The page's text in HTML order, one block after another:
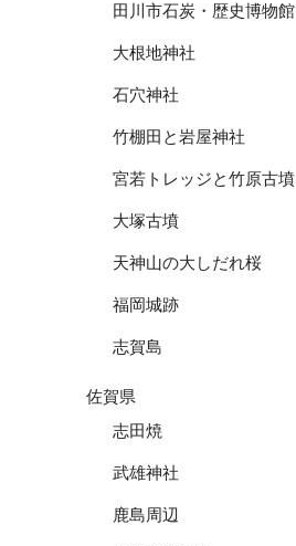
田川市石炭・歴史博物館
大根地神社
石穴神社
竹棚田と岩屋神社
宮若トレッジと竹原古墳
大塚古墳
天神山の大しだれ桜
福岡城跡
志賀島
佐賀県
志田焼
武雄神社
鹿島周辺